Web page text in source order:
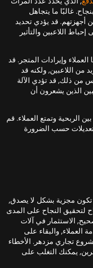
غالبًا ما يتجاهل
قد يؤدي تحديد
اللاعبين والتأثير
وإيرادات المتجر. قد
اللاعبين, ولكنه قد
ذلك, قد تؤدي الآلة
يشعرون أن
وتمتع العملاء. قم
حسب الضرورة
مجزية بشكل لا يصدق,
النجاح على المدى
الاستثمار في آلات
والبقاء على
تجاري مزدهر. الأخطاء
يمكنك التغلب على